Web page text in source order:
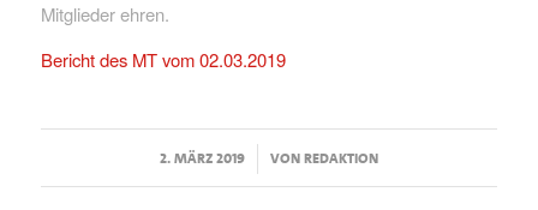
Mitglieder ehren.
Bericht des MT vom 02.03.2019
2. MÄRZ 2019
/ VONREDAKTION